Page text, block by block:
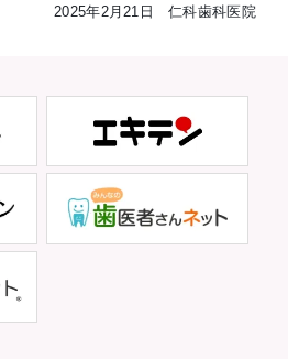
2025年2月21日 仁科歯科医院